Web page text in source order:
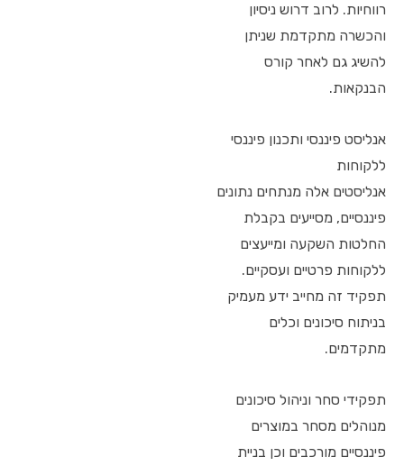
רווחיות. לרוב דרוש ניסיון
והכשרה מתקדמת שניתן
להשיג גם לאחר קורס
הבנקאות.
אנליסט פיננסי ותכנון פיננסי
ללקוחות
אנליסטים אלה מנתחים נתונים
פיננסיים, מסייעים בקבלת
החלטות השקעה ומייעצים
ללקוחות פרטיים ועסקיים.
תפקיד זה מחייב ידע מעמיק
בניתוח סיכונים וכלים
מתקדמים.
תפקידי סחר וניהול סיכונים
מנוהלים מסחר במוצרים
פיננסיים מורכבים וכן בניית